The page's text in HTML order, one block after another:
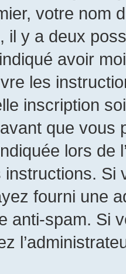
votre nom
il y a deux
avoir
les
inscription
que
lors de
Si
fourni une
anti-spam. Si